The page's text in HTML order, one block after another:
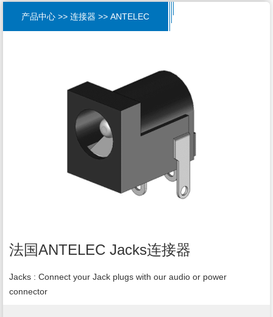
产品中心 >> 连接器 >> ANTELEC
法国ANTELEC Jacks连接器
Jacks : Connect your Jack plugs with our audio or power
connector